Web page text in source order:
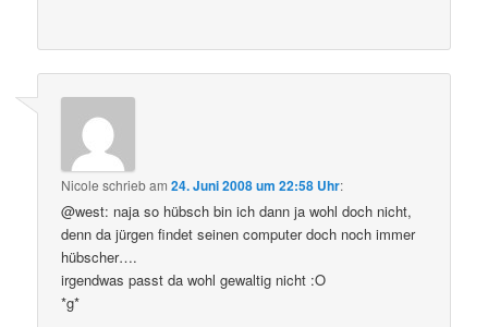
Nicole schriebam24. Juni 2008 um 22:58 Uhr:
@west: naja so hübsch bin ich dann ja wohl doch nicht,
denn da jürgen findet seinen computer doch noch immer
hübscher….
irgendwas passt da wohl gewaltig nicht :O
*g*